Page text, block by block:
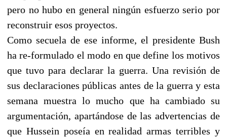
pero no hubo en general ningún esfuerzo serio por
reconstruir esos proyectos.
Como secuela de ese informe, el presidente Bush
ha re-formulado el modo en que define los motivos
que tuvo para declarar la guerra. Una revisión de
sus declaraciones públicas antes de la guerra y esta
semana muestra lo mucho que ha cambiado su
argumentación, apartándose de las advertencias de
que Hussein poseía en realidad armas terribles y